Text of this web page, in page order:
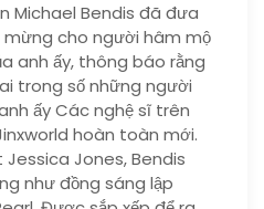
Michael Bendis đã đưa
cho người hâm mộ
anh ấy, thông báo rằng
trong số những người
ấy Các nghệ sĩ trên
hoàn toàn mới.
Jessica Jones, Bendis
như đồng sáng lập